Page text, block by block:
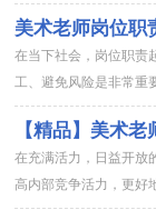
务与责任的统一，由授
美术老师岗位职
在当下社会，岗位职责
工、避免风险是非常重
编整理的美术老师岗位
【精品】美术
在充满活力，日益开放
高内部竞争活力，更好
挥它最大的作用呢？下